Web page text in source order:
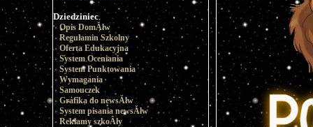
Dziedziniec
Opis DomĂłw
Regulamin Szkolny
Oferta Edukacyjna
System Oceniania
System Punktowania
Wymagania
Samouczek
Grafika do newsĂłw
System pisania newsĂłw
Reklamy szkoÂły